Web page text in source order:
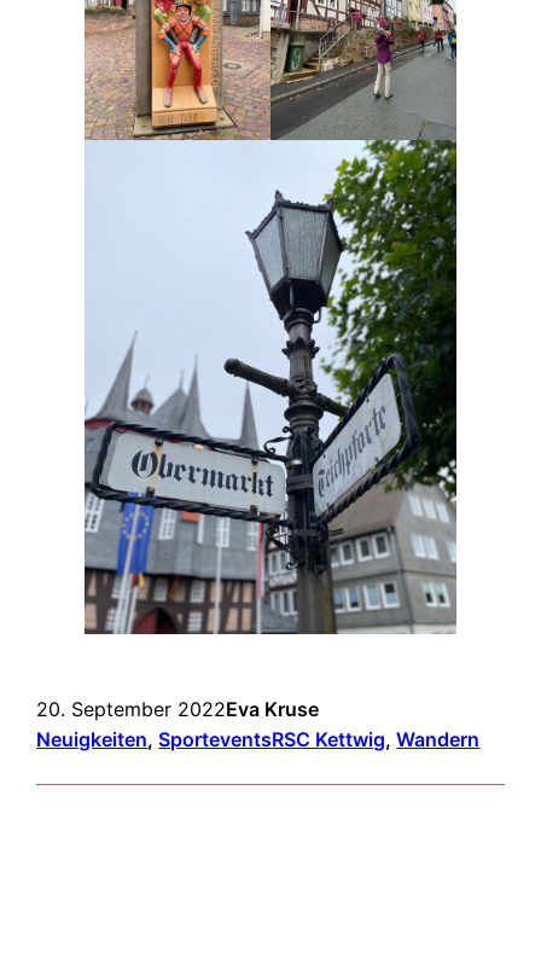
20. September 2022Eva Kruse
Neuigkeiten, SporteventsRSC Kettwig, Wandern